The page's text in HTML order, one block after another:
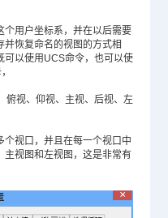
个用户坐标系，并在以后需要
并恢复命名的视图的方式相
可以使用UCS命令，也可以使
俯视、仰视、主视、后视、左
视口，并且在每一个视口中
主视图和左视图，这是非常有